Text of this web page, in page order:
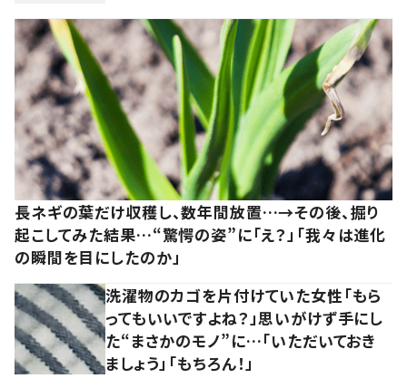
長ネギの葉だけ収穫し、数年間放置…→その後、掘り
起こしてみた結果…“驚愕の姿”に「え？」「我々は進化
の瞬間を目にしたのか」
洗濯物のカゴを片付けていた女性「もら
ってもいいですよね？」思いがけず手にし
た“まさかのモノ”に…「いただいておき
ましょう」「もちろん！」